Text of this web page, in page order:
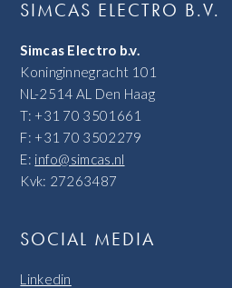
SIMCAS ELECTRO B.V.
Simcas Electro b.v.
Koninginnegracht 101
NL-2514 AL Den Haag
T: +31 70 3501661
F: +31 70 3502279
E: info@simcas.nl
Kvk: 27263487
SOCIAL MEDIA
Linkedin